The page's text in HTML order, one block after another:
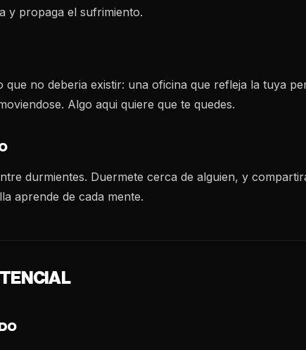
y propaga el sufrimiento.
que no deberia existir: una oficina que refleja la tuya
Algo aqui quiere que te quedes.
durmientes. Duermete cerca de alguien, y
aprende de cada mente.